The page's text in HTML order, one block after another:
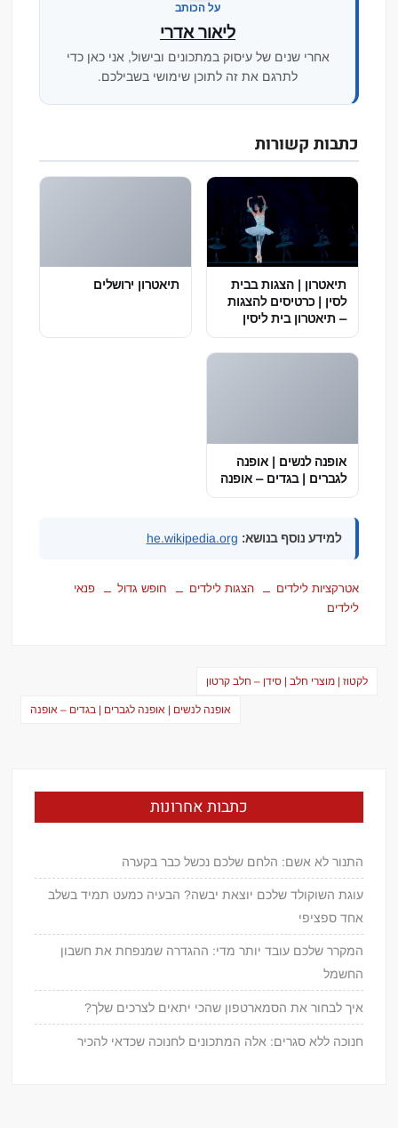
על הכותב
ליאור אדרי
אחרי שנים של עיסוק במתכונים ובישול, אני כאן כדי
לתרגם את זה לתוכן שימושי בשבילכם.
כתבות קשורות
תיאטרון | הצגות בבית
לסין | כרטיסים להצגות
– תיאטרון בית ליסין
תיאטרון ירושלים
אופנה לנשים | אופנה
לגברים | בגדים – אופנה
למידע נוסף בנושא: he.wikipedia.org
אטרקציות לילדים הצגות לילדים חופש גדול
פנאי
לילדים
ניווט
לקטוז | מוצרי חלב | סידן – חלב קרטון
אופנה לנשים | אופנה לגברים | בגדים – אופנה
כתבות אחרונות
התנור לא אשם: הלחם שלכם נכשל כבר בקערה
עוגת השוקולד שלכם יוצאת יבשה? הבעיה כמעט תמיד בשלב
אחד ספציפי
המקרר שלכם עובד יותר מדי: ההגדרה שמנפחת את חשבון
החשמל
איך לבחור את הסמארטפון שהכי יתאים לצרכים שלך?
חנוכה ללא סגרים: אלה המתכונים לחנוכה שכדאי להכיר